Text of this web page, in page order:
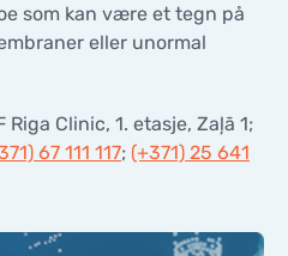
som kan være et tegn på
eller unormal
Clinic, 1. etasje, Zaļā 1;
67 111 117; (+371) 25 641